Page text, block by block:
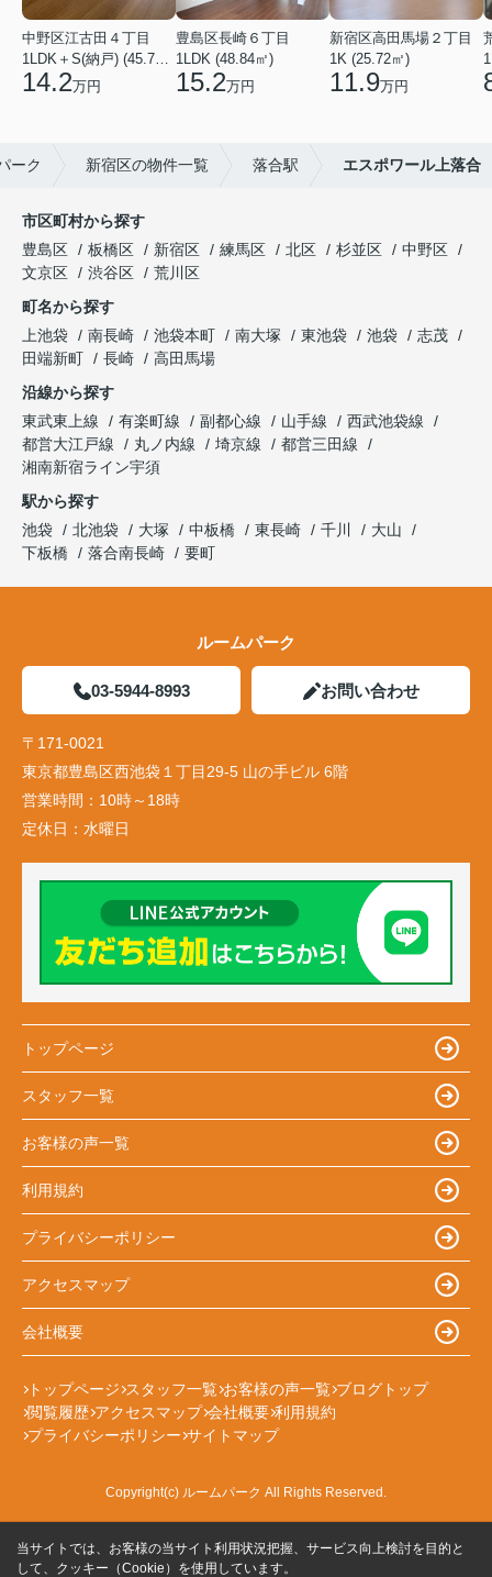
中野区江古田４丁目
14.2万円
豊島区長崎６丁目
1LDK (48.84㎡)
15.2万円
新宿区高田馬場２丁目
1K (25.72㎡)
11.9万円
ーク 新宿区の物件一覧 落合駅 エスポワール上落合
市区町村から探す
豊島区
板橋区 新宿区 練馬区 北区 杉並区
中野区
文京区
渋谷区
荒川区
町名から探す
上池袋
南長崎 池袋本町 南大塚 東池袋 池袋
志茂
田端新町
長崎
高田馬場
沿線から探す
東武東上線
有楽町線 副都心線 山手線
西武池袋線
都営大江戸線
丸ノ内線 埼京線
都営三田線
湘南新宿ライン宇須
駅から探す
池袋
北池袋 大塚 中板橋 東長崎 千川
大山
下板橋
落合南長崎 要町
ルームパーク
03-5944-8993 お問い合わせ
〒171-0021
東京都豊島区西池袋１丁目29-5 山の手ビル 6階
営業時間： 10時～18時
定休日： 水曜日
トップページ
スタッフ一覧
お客様の声一覧
利用規約
プライバシーポリシー
アクセスマップ
会社概要
トップページ スタッフ一覧 お客様の声一覧 ブログトップ
閲覧履歴 アクセスマップ 会社概要 利用規約
プライバシーポリシー サイトマップ
Copyright(c) ルームパーク All Rights Reserved.
当サイトでは、お客様の当サイト利用状況把握、サービス向上検討を目的と
して、クッキー（Cookie）を使用しています。